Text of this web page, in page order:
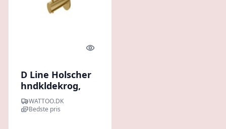
Quick look
D Line Holscher
hndkldekrog,
messing
WATTOO.DK
Bedste pris